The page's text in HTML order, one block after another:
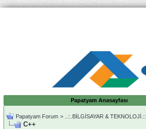
Papatyam Anasayfası
Papatyam Forum > ..::.BİLGİSAYAR & TEKNOLOJİ.::.
C++